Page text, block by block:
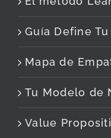
Guía Define
Mapa de
Tu Modelo de
Value